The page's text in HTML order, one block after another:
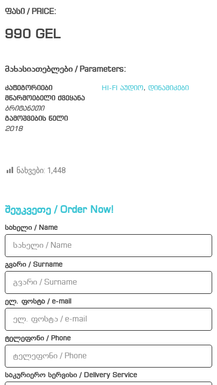
ფასი / PRICE:
990 GEL
მახასიათებლები / Parameters:
კატეგორიები HI-FI აუდიო, დინამიკები
მწარმოებელი ქვეყანა
ბრიტანეთი
გამოშვების წელი
2018
ნახვები: 1,448
შეუკვეთე / Order Now!
სახელი / Name
გვარი / Surname
ელ. ფოსტა / e-mail
ტელეფონი / Phone
საკურიერო სერვისი / Delivery Service